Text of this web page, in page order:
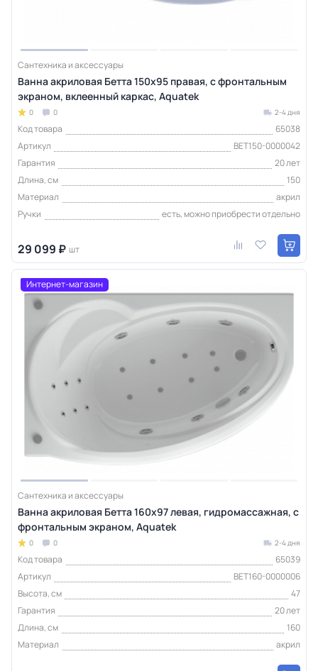
Сантехника и аксессуары
Ванна акриловая Бетта 150х95 правая, с фронтальным
экраном, вклеенный каркас, Aquatek
0 0 2-4 дня
Код товара
65038
Артикул
BET150-0000042
Гарантия
20 лет
Длина, см
150
Материал
акрил
Ручки
есть, можно приобрести отдельно
29 099 ₽ шт
Интернет-магазин
Сантехника и аксессуары
Ванна акриловая Бетта 160х97 левая, гидромассажная, с
фронтальным экраном, Aquatek
0 0 2-4 дня
Код товара
65039
Артикул
BET160-0000006
Высота, см
47
Гарантия
20 лет
Длина, см
160
Материал
акрил